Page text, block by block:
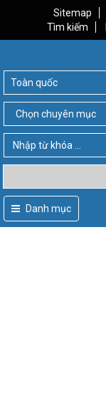
Sitemap
Tìm kiếm
Danh mục